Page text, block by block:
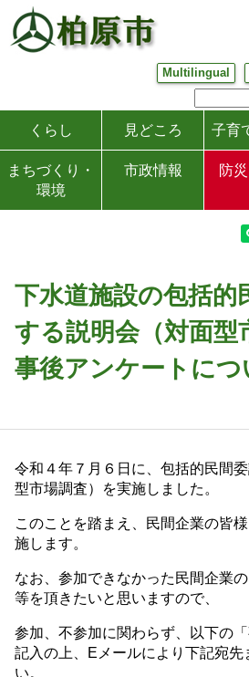
Multilingual
くらし 見どころ 子育
まちづくり・
環境
市政情報 防
下水道施設の包括的
する説明会（対面型
事後アンケートにつ
令和４年７月６日に、包括的民間
型市場調査）を実施しました。
このことを踏まえ、民間企業の皆
施します。
なお、参加できなかった民間企業
等を頂きたいと思いますので、
参加、不参加に関わらず、以下の
記入の上、Eメールにより下記宛先
い。